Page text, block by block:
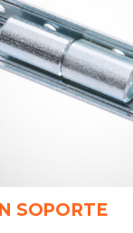
SOPORTE